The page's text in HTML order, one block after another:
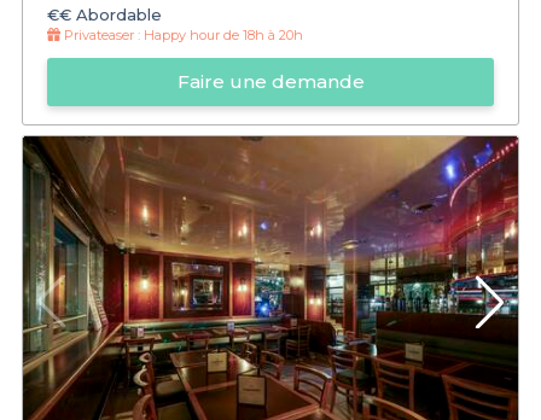
€€ Abordable
Privateaser : Happy hour de 18h à 20h
Faire une demande